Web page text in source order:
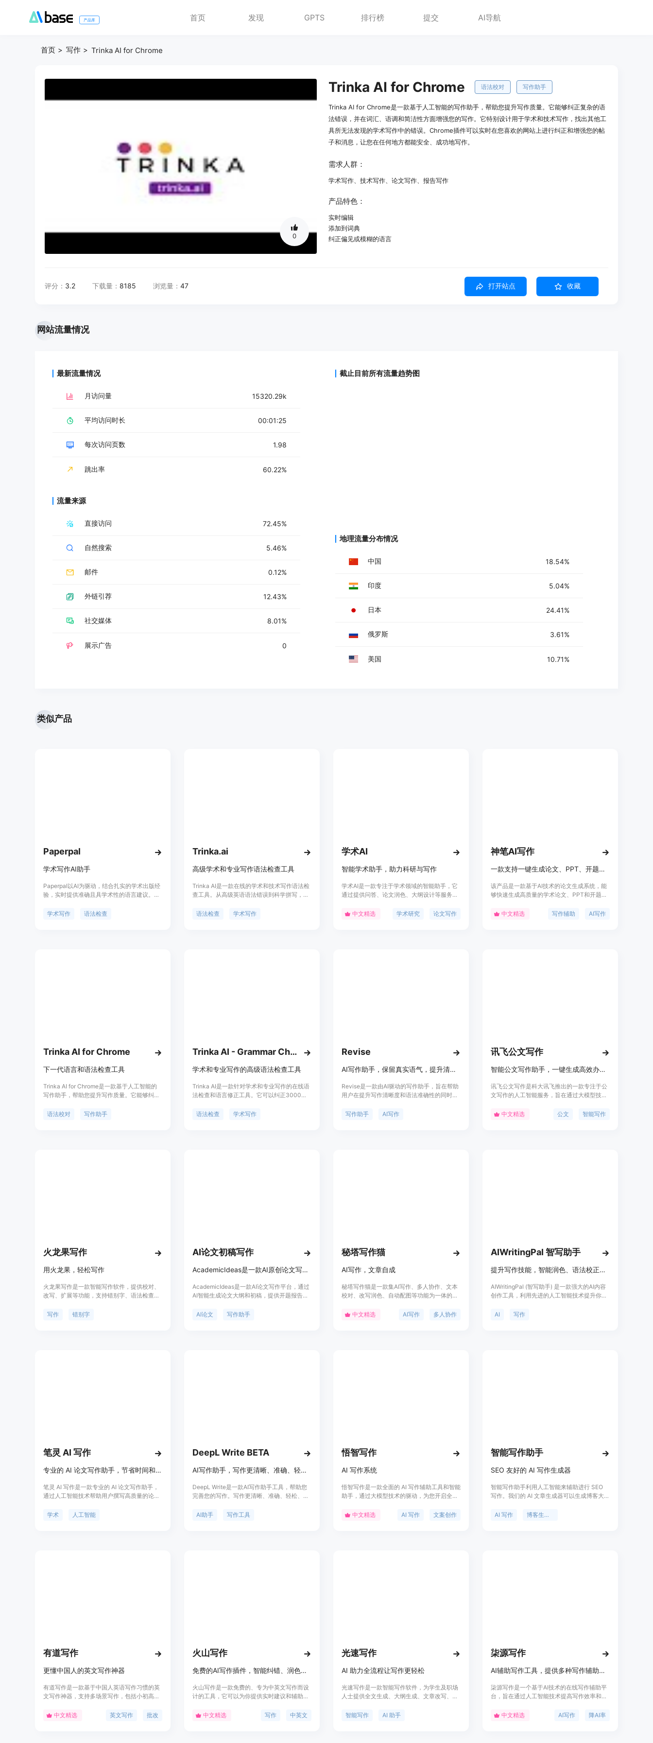
产品库 首页 发现 GPTS 排行榜 提交 AI导航
首页 写作 Trinka AI for Chrome
0
Trinka AI for Chrome 语法校对 写作助手
Trinka AI for Chrome是一款基于人工智能的写作助手，帮助您提升写作质量。它能够纠正复杂的语
法错误，并在词汇、语调和简洁性方面增强您的写作。它特别设计用于学术和技术写作，找出其他工
具所无法发现的学术写作中的错误。Chrome插件可以实时在您喜欢的网站上进行纠正和增强您的帖
子和消息，让您在任何地方都能安全、成功地写作。
需求人群：
学术写作、技术写作、论文写作、报告写作
产品特色：
实时编辑
添加到词典
纠正偏见或模糊的语言
评分： 3.2 下载量： 8185 浏览量： 47 打开站点 收藏
网站流量情况
最新流量情况
月访问量 15320.29k
平均访问时长 00:01:25
每次访问页数 1.98
跳出率 60.22%
流量来源
直接访问 72.45%
自然搜索 5.46%
邮件 0.12%
外链引荐 12.43%
社交媒体 8.01%
展示广告 0
截止目前所有流量趋势图
地理流量分布情况
中国 18.54%
印度 5.04%
日本 24.41%
俄罗斯 3.61%
美国 10.71%
类似产品
Paperpal
学术写作AI助手
Paperpal以AI为驱动，结合扎实的学术出版经
验，实时提供准确且具学术性的语言建议。支
性纠错等多种编辑选择，一键润色。提供多达
学术写作 语法检查
Trinka.ai
高级学术和专业写作语法检查工具
Trinka AI是一款在线的学术和技术写作语法检
查工具。从高级英语语法错误到科学拼写，
法检查，优化写作风格、词汇、语法等方面，
语法检查 学术写作
学术AI
智能学术助手，助力科研与写作
学术AI是一款专注于学术领域的智能助手，它
通过提供问答、论文润色、大纲设计等服务，
质量。该产品利用先进的人工智能技术，为用
中文精选 学术研究 论文写作
神笔AI写作
一款支持一键生成论文、PPT、开题报告的AI系统，具备AIGC降重功能，适合学术写作。
该产品是一款基于AI技术的论文生成系统，能
够快速生成高质量的学术论文、PPT和开题报
效生成、降重稳定、文献真实可查等。产品定
中文精选 写作辅助 AI写作
Trinka AI for Chrome
下一代语言和语法检查工具
Trinka AI for Chrome是一款基于人工智能的
写作助手，帮助您提升写作质量。它能够纠正
面增强您的写作。它特别设计用于学术和技术
语法校对 写作助手
Trinka AI - Grammar Checker Tool
学术和专业写作的高级语法检查工具
Trinka AI是一款针对学术和专业写作的在线语
法检查和语言修正工具。它可以纠正3000多
畅。除了常规的语法和拼写检查外，Trinka还
语法检查 学术写作
Revise
AI写作助手，保留真实语气，提升清晰度与语法，可自由控制修改
Revise是一款由AI驱动的写作助手，旨在帮助
用户在提升写作清晰度和语法准确性的同时，
优点在于它能够让用户完全掌控每一处修改，
写作助手 AI写作
讯飞公文写作
智能公文写作助手，一键生成高效办公。
讯飞公文写作是科大讯飞推出的一款专注于公
文写作的人工智能服务，旨在通过大模型技术
托科大讯飞在智能语音和人工智能领域的深厚
中文精选 公文 智能写作
火龙果写作
用火龙果，轻松写作
火龙果写作是一款智能写作软件，提供校对、
改写、扩展等功能，支持错别字、语法检查、
文、学术改写、写作机器人、微信公众平台、
写作 错别字
AI论文初稿写作
AcademicIdeas是一款AI原创论文写作平台，提供免费千字大纲和5分钟生成3万字初稿，帮助提高论文写作效率。
AcademicIdeas是一款AI论文写作平台，通过
AI智能生成论文大纲和初稿，提供开题报告、
定位于提高学术写作效率，减轻写作负担。
AI论文 写作助手
秘塔写作猫
AI写作，文章自成
秘塔写作猫是一款集AI写作、多人协作、文本
校对、改写润色、自动配图等功能为一体的AI
进行文章创作，提供多种写作辅助功能，同时
中文精选 AI写作 多人协作
AIWritingPal 智写助手
提升写作技能，智能润色、语法校正、拼写检查
AIWritingPal (智写助手) 是一款强大的AI内容
创作工具，利用先进的人工智能技术提升你的
论是文章、广告、产品介绍、邮件还是论文，
AI 写作
笔灵 AI 写作
专业的 AI 论文写作助手，节省时间和精力。
笔灵 AI 写作是一款专业的 AI 论文写作助手，
通过人工智能技术帮助用户撰写高质量的论
写作时间、提供各类论文模板和服务。产品定
学术 人工智能
DeepL Write BETA
AI写作助手，写作更清晰、准确、轻松、无错误
DeepL Write是一款AI写作助手工具，帮助您
完善您的写作。写作更清晰、准确、轻松、无
AI助手
写作工具
悟智写作
AI 写作系统
悟智写作是一款全面的 AI 写作辅助工具和智能
助手，通过大模型技术的驱动，为您开启全新
绘图等功能，帮助用户快速创作高质量的文本
中文精选 AI 写作 文案创作
智能写作助手
SEO 友好的 AI 写作生成器
智能写作助手利用人工智能来辅助进行 SEO
写作。我们的 AI 文章生成器可以生成博客大纲
纲，修改语言，改写或总结文本，生成摘要，
AI 写作 博客生成器
有道写作
更懂中国人的英文写作神器
有道写作是一款基于中国人英语写作习惯的英
文写作神器，支持多场景写作，包括小初高、
写作类型。产品亮点包括权威的批改体系、准
中文精选 英文写作 批改
火山写作
免费的AI写作插件，智能纠错、润色、改写，让你的中英文写作更准确地道！
火山写作是一款免费的、专为中英文写作而设
计的工具，它可以为你提供实时建议和辅助，
文本时，Writingo Pluggin将实时简化你的文
中文精选 写作 中英文
光速写作
AI 助力全流程让写作更轻松
光速写作是一款智能写作软件，为学生及职场
人士提供全文生成、大纲生成、文章改写、续
的需求自动生成文本，大幅提升写作效率。光
智能写作 AI 助手
柒源写作
AI辅助写作工具，提供多种写作辅助功能。
柒源写作是一个基于AI技术的在线写作辅助平
台，旨在通过人工智能技术提高写作效率和质
成文章、一键生成图表等多种功能，帮助用户
中文精选 AI写作 降AI率